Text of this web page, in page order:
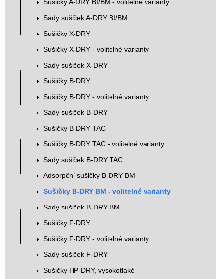
Sušičky A-DRY BI/BM - volitelné varianty
Sady sušiček A-DRY BI/BM
Sušičky X-DRY
Sušičky X-DRY - volitelné varianty
Sady sušiček X-DRY
Sušičky B-DRY
Sušičky B-DRY - volitelné varianty
Sady sušiček B-DRY
Sušičky B-DRY TAC
Sušičky B-DRY TAC - volitelné varianty
Sady sušiček B-DRY TAC
Adsorpční sušičky B-DRY BM
Sušičky B-DRY BM - volitelné varianty
Sady sušiček B-DRY BM
Sušičky F-DRY
Sušičky F-DRY - volitelné varianty
Sady sušiček F-DRY
Sušičky HP-DRY, vysokotlaké